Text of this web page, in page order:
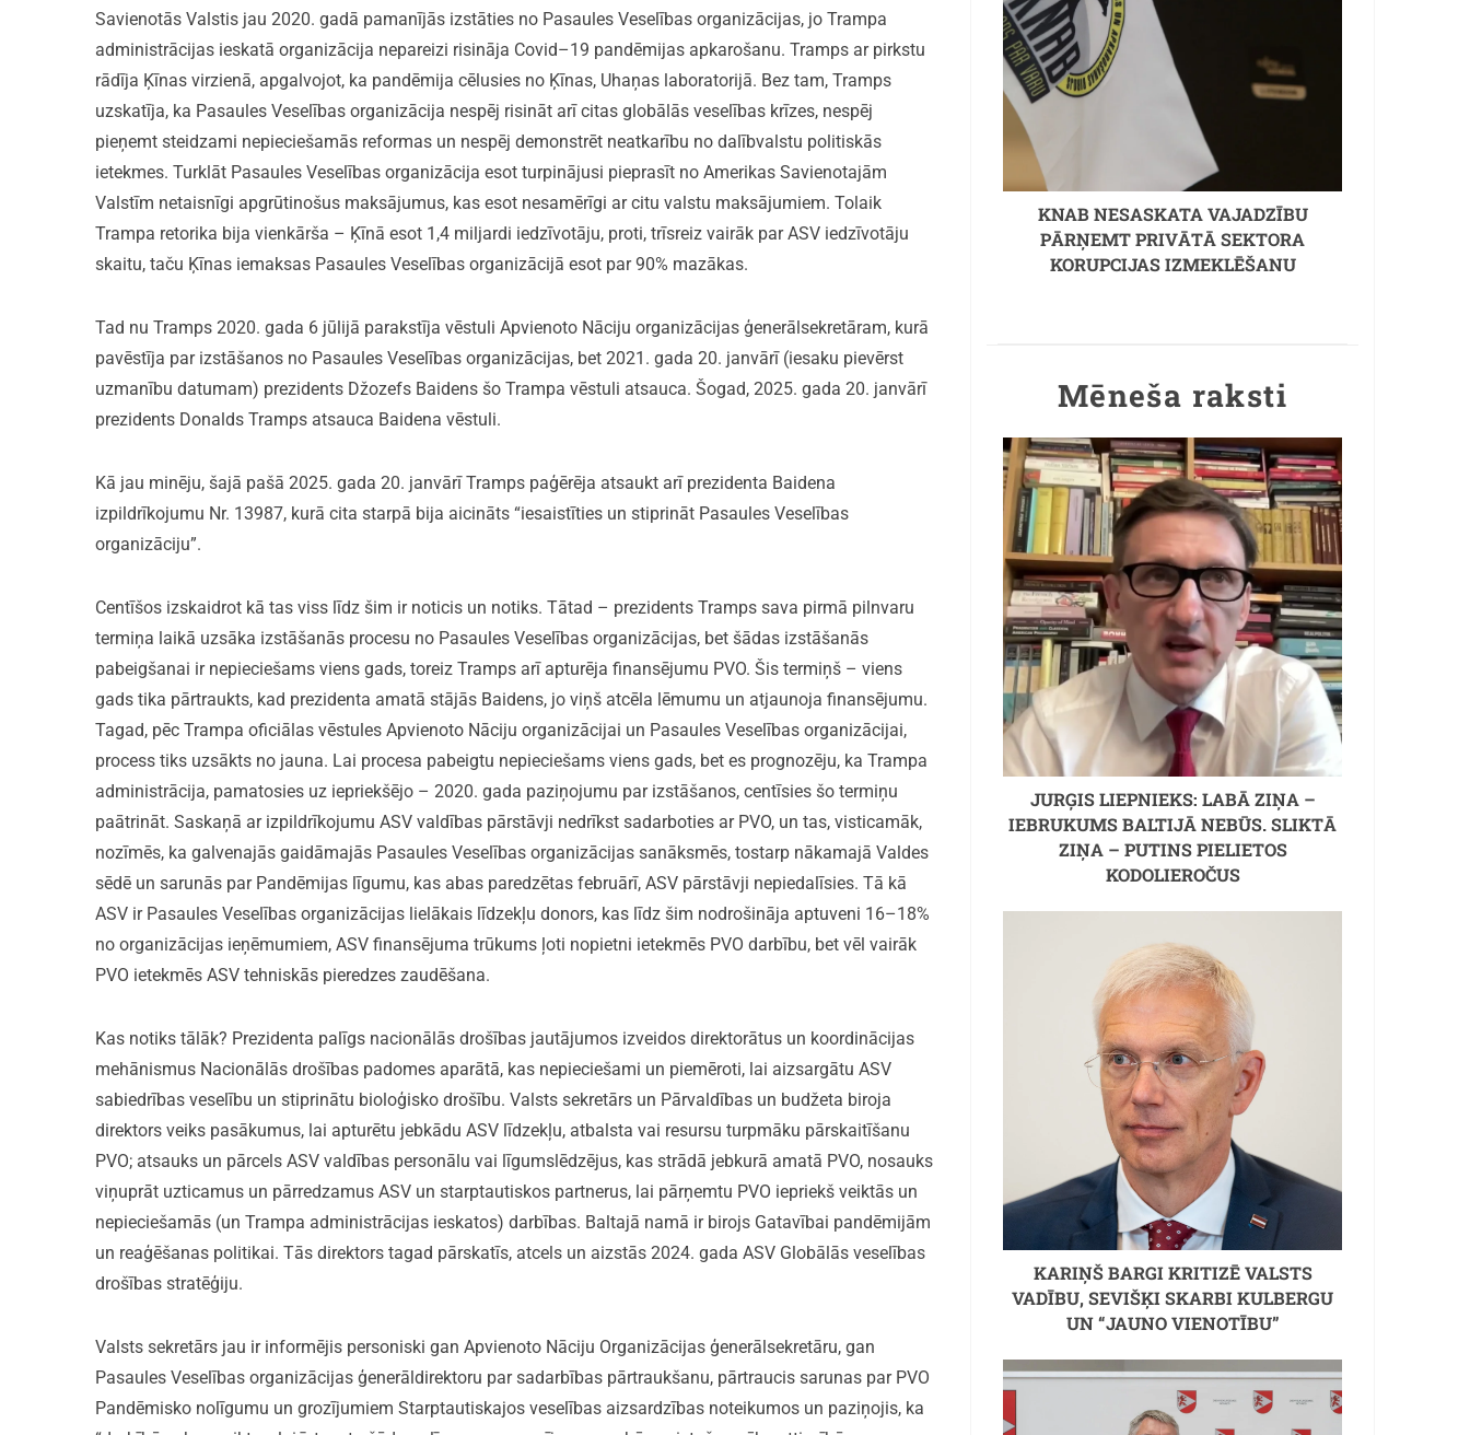
Savienotās Valstis jau 2020. gadā pamanījās izstāties no Pasaules Veselības organizācijas, jo Trampa
administrācijas ieskatā organizācija nepareizi risināja Covid–19 pandēmijas apkarošanu. Tramps ar pirkstu
rādīja Ķīnas virzienā, apgalvojot, ka pandēmija cēlusies no Ķīnas, Uhaņas laboratorijā. Bez tam, Tramps
uzskatīja, ka Pasaules Veselības organizācija nespēj risināt arī citas globālās veselības krīzes, nespēj
pieņemt steidzami nepieciešamās reformas un nespēj demonstrēt neatkarību no dalībvalstu politiskās
ietekmes. Turklāt Pasaules Veselības organizācija esot turpinājusi pieprasīt no Amerikas Savienotajām
Valstīm netaisnīgi apgrūtinošus maksājumus, kas esot nesamērīgi ar citu valstu maksājumiem. Tolaik
Trampa retorika bija vienkārša – Ķīnā esot 1,4 miljardi iedzīvotāju, proti, trīsreiz vairāk par ASV iedzīvotāju
skaitu, taču Ķīnas iemaksas Pasaules Veselības organizācijā esot par 90% mazākas.
Tad nu Tramps 2020. gada 6 jūlijā parakstīja vēstuli Apvienoto Nāciju organizācijas ģenerālsekretāram, kurā
pavēstīja par izstāšanos no Pasaules Veselības organizācijas, bet 2021. gada 20. janvārī (iesaku pievērst
uzmanību datumam) prezidents Džozefs Baidens šo Trampa vēstuli atsauca. Šogad, 2025. gada 20. janvārī
prezidents Donalds Tramps atsauca Baidena vēstuli.
Kā jau minēju, šajā pašā 2025. gada 20. janvārī Tramps paģērēja atsaukt arī prezidenta Baidena
izpildrīkojumu Nr. 13987, kurā cita starpā bija aicināts “iesaistīties un stiprināt Pasaules Veselības
organizāciju”.
Centīšos izskaidrot kā tas viss līdz šim ir noticis un notiks. Tātad – prezidents Tramps sava pirmā pilnvaru
termiņa laikā uzsāka izstāšanās procesu no Pasaules Veselības organizācijas, bet šādas izstāšanās
pabeigšanai ir nepieciešams viens gads, toreiz Tramps arī apturēja finansējumu PVO. Šis termiņš – viens
gads tika pārtraukts, kad prezidenta amatā stājās Baidens, jo viņš atcēla lēmumu un atjaunoja finansējumu.
Tagad, pēc Trampa oficiālas vēstules Apvienoto Nāciju organizācijai un Pasaules Veselības organizācijai,
process tiks uzsākts no jauna. Lai procesa pabeigtu nepieciešams viens gads, bet es prognozēju, ka Trampa
administrācija, pamatosies uz iepriekšējo – 2020. gada paziņojumu par izstāšanos, centīsies šo termiņu
paātrināt. Saskaņā ar izpildrīkojumu ASV valdības pārstāvji nedrīkst sadarboties ar PVO, un tas, visticamāk,
nozīmēs, ka galvenajās gaidāmajās Pasaules Veselības organizācijas sanāksmēs, tostarp nākamajā Valdes
sēdē un sarunās par Pandēmijas līgumu, kas abas paredzētas februārī, ASV pārstāvji nepiedalīsies. Tā kā
ASV ir Pasaules Veselības organizācijas lielākais līdzekļu donors, kas līdz šim nodrošināja aptuveni 16–18%
no organizācijas ieņēmumiem, ASV finansējuma trūkums ļoti nopietni ietekmēs PVO darbību, bet vēl vairāk
PVO ietekmēs ASV tehniskās pieredzes zaudēšana.
Kas notiks tālāk? Prezidenta palīgs nacionālās drošības jautājumos izveidos direktorātus un koordinācijas
mehānismus Nacionālās drošības padomes aparātā, kas nepieciešami un piemēroti, lai aizsargātu ASV
sabiedrības veselību un stiprinātu bioloģisko drošību. Valsts sekretārs un Pārvaldības un budžeta biroja
direktors veiks pasākumus, lai apturētu jebkādu ASV līdzekļu, atbalsta vai resursu turpmāku pārskaitīšanu
PVO; atsauks un pārcels ASV valdības personālu vai līgumslēdzējus, kas strādā jebkurā amatā PVO, nosauks
viņuprāt uzticamus un pārredzamus ASV un starptautiskos partnerus, lai pārņemtu PVO iepriekš veiktās un
nepieciešamās (un Trampa administrācijas ieskatos) darbības. Baltajā namā ir birojs Gatavībai pandēmijām
un reaģēšanas politikai. Tās direktors tagad pārskatīs, atcels un aizstās 2024. gada ASV Globālās veselības
drošības stratēģiju.
Valsts sekretārs jau ir informējis personiski gan Apvienoto Nāciju Organizācijas ģenerālsekretāru, gan
Pasaules Veselības organizācijas ģenerāldirektoru par sadarbības pārtraukšanu, pārtraucis sarunas par PVO
Pandēmisko nolīgumu un grozījumiem Starptautiskajos veselības aizsardzības noteikumos un paziņojis, ka
KNAB NESASKATA VAJADZĪBU
PĀRŅEMT PRIVĀTĀ SEKTORA
KORUPCIJAS IZMEKLĒŠANU
Mēneša raksti
JURĢIS LIEPNIEKS: LABĀ ZIŅA –
IEBRUKUMS BALTIJĀ NEBŪS. SLIKTĀ
ZIŅA – PUTINS PIELIETOS
KODOLIEROČUS
KARIŅŠ BARGI KRITIZĒ VALSTS
VADĪBU, SEVIŠĶI SKARBI KULBERGU
UN “JAUNO VIENOTĪBU”